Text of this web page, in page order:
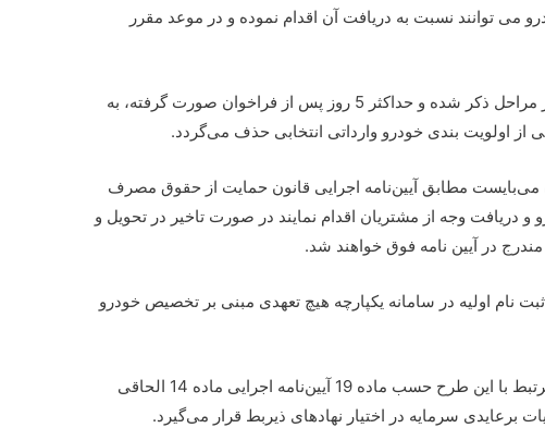
می توانند نسبت به دریافت آن اقدام نموده و در موعد مقرر
تبصره 2- عدم واریز وجه در هر یک از مراحل ذکر شده و حداکثر 5 روز پس از فراخوان صورت گرفته، به
از اولویت بندی خودرو وارداتی انتخابی حذف می‌گردد.
می‌بایست مطابق آیین‌نامه اجرایی قانون حمایت از حقوق مصرف
دریافت وجه از مشتریان اقدام نمایند در صورت تاخیر در تحویل و
در آیین نامه فوق خواهند شد.
و ثبت نام اولیه در سامانه یکپارچه هیچ تعهدی مبنی بر تخصیص خودرو
تبصره 5- اطلاعات کلیه متقاضیان مرتبط با این طرح حسب ماده 19 آیین‌نامه اجرایی ماده 14 الحاقی
برعایدی سرمایه در اختیار نهادهای ذیربط قرار می‌گیرد.